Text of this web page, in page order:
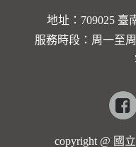
地址：709025 臺
服務時段：周一至周
copyright @ 國